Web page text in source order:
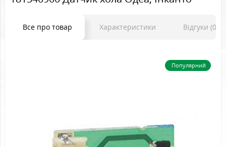
Все про товар Характеристики Відгуки (0)
Популярний